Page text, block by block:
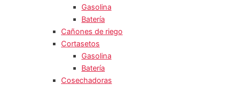
Gasolina
Batería
Cañones de riego
Cortasetos
Gasolina
Batería
Cosechadoras